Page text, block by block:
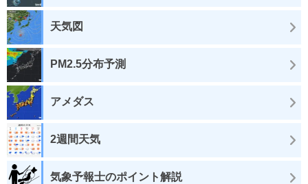
天気図
PM2.5分布予測
アメダス
2週間天気
気象予報士のポイント解説